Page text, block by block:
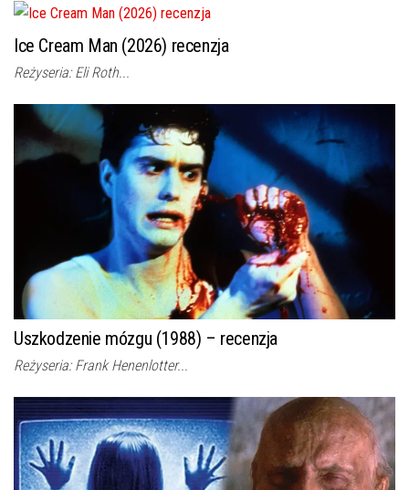
Ice Cream Man (2026) recenzja
Reżyseria: Eli Roth...
Uszkodzenie mózgu (1988) – recenzja
Reżyseria: Frank Henenlotter...